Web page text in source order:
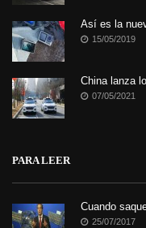
Así es la
15/05/2019
China lanza
07/05/2021
PARA LEER
Cuando
25/07/2017